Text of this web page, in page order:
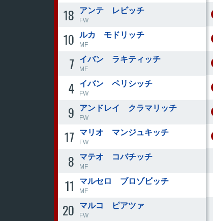
18 アンテ レビッチ
FW
10 ルカ モドリッチ
MF
7 イバン ラキティッチ
MF
4 イバン ペリシッチ
FW
9 アンドレイ クラマリッチ
FW
17 マリオ マンジュキッチ
FW
8 マテオ コバチッチ
MF
11 マルセロ ブロゾビッチ
MF
20 マルコ ピアツァ
FW